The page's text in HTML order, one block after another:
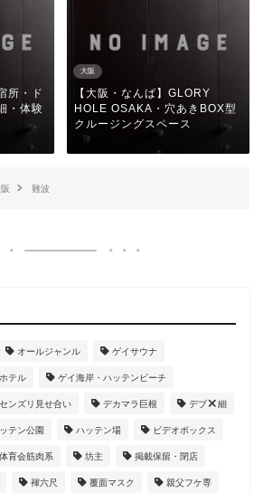
所・ド
・体験
大阪
【大阪・なんば】GLORY
HOLE OSAKA・穴あきBOX型
クルージングスペース
難波
オールジャンル ゲイサウナ
テル ゲイ海岸・ハッテンビーチ
センズリ見せ合い デカマラ巨根 デブ 細
テン公園 ハッテン場 ビデオボックス
体育会筋肉系 坊主 掲載保留・閉店
褌六尺 覆面マスク 親父フケ専